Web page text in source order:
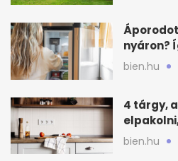
nyáron?
meg
bien.hu
4 tárgy,
bien.hu